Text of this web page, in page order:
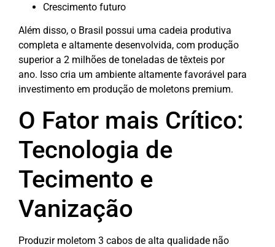
Crescimento futuro
Além disso, o Brasil possui uma cadeia produtiva
completa e altamente desenvolvida, com produção
superior a 2 milhões de toneladas de têxteis por
ano. Isso cria um ambiente altamente favorável para
investimento em produção de moletons premium.
O Fator mais Crítico:
Tecnologia de
Tecimento e
Vanização
Produzir moletom 3 cabos de alta qualidade não